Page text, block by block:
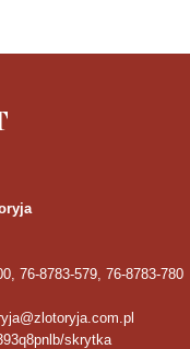
76-8783-579, 76-8783-780
skrytka